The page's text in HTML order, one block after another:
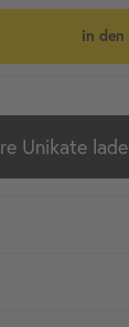
in den
Unikate